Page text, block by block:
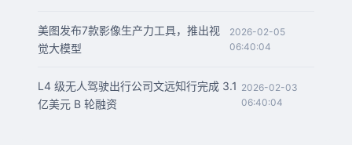
美图发布7款影像生产力工具，推出视
觉大模型
2026-02-05
06:40:04
L4 级无人驾驶出行公司文远知行完成 3.1
亿美元 B 轮融资
2026-02-03
06:40:04